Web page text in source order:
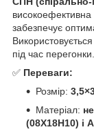
високоефективна
забезпечує
під час перегонки.
✅ Переваги:
Розмір:
Матеріал:
(08Х18Н10) і